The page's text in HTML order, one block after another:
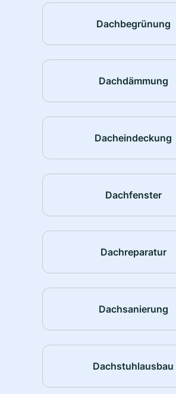
Dachbegrünung
Dachdämmung
Dacheindeckung
Dachfenster
Dachreparatur
Dachsanierung
Dachstuhlausbau